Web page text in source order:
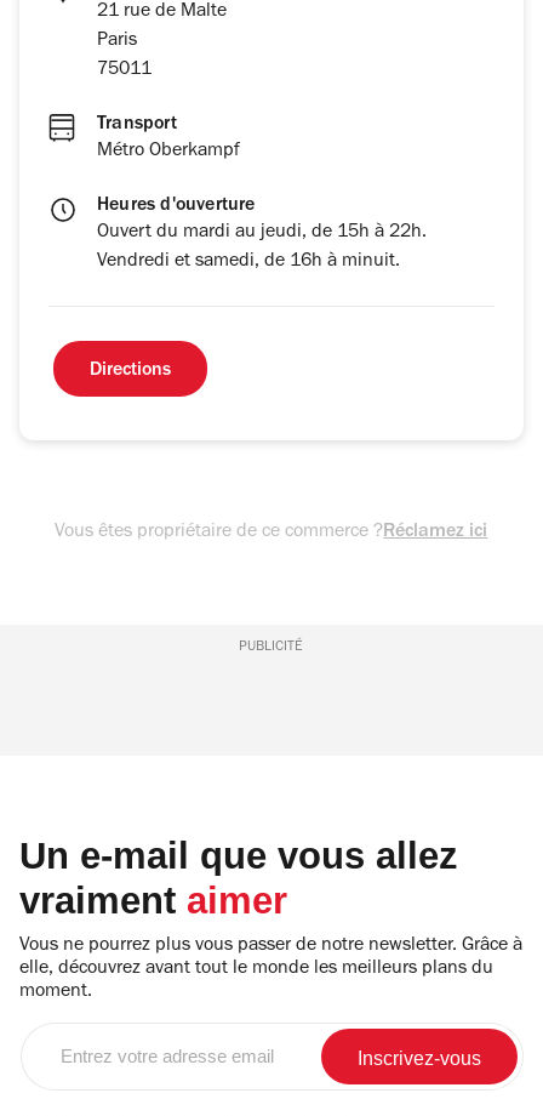
21 rue de Malte
Paris
75011
Transport
Métro Oberkampf
Heures d'ouverture
Ouvert du mardi au jeudi, de 15h à 22h.
Vendredi et samedi, de 16h à minuit.
Directions
Vous êtes propriétaire de ce commerce ?Réclamez ici
PUBLICITÉ
Un e-mail que vous allez
vraiment aimer
Vous ne pourrez plus vous passer de notre newsletter. Grâce à
elle, découvrez avant tout le monde les meilleurs plans du
moment.